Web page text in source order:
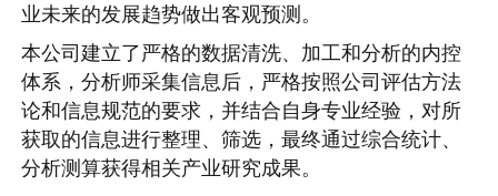
业未来的发展趋势做出客观预测。
本公司建立了严格的数据清洗、加工和分析的内控
体系，分析师采集信息后，严格按照公司评估方法
论和信息规范的要求，并结合自身专业经验，对所
获取的信息进行整理、筛选，最终通过综合统计、
分析测算获得相关产业研究成果。